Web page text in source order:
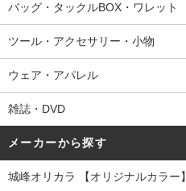
バッグ・タックルBOX・ワレット
ツール・アクセサリー・小物
ウェア・アパレル
雑誌・DVD
メーカーから探す
城峰オリカラ 【オリジナルカラー】